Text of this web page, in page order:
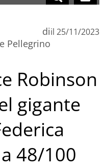
di
Pellegrino
il 25/11/2023
Robinson
gigante
48/100